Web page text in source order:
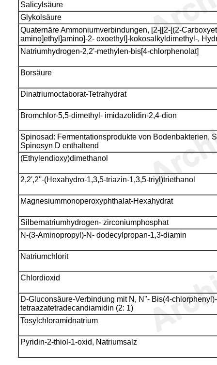
Salicylsäure
Glykolsäure
Quaternäre Ammoniumverbindungen, [2-[[2-[(2-
amino]ethyl]amino]-2- oxoethyl]-kokosalkyldimethyl-,
Natriumhydrogen-2,2'-methylen-bis[4-chlorphenolat]
Borsäure
Dinatriumoctaborat-Tetrahydrat
Bromchlor-5,5-dimethyl- imidazolidin-2,4-dion
Spinosad: Fermentationsprodukte von Bodenbakterien,
Spinosyn D enthaltend
(Ethylendioxy)dimethanol
2,2',2''-(Hexahydro-1,3,5-triazin-1,3,5-triyl)triethanol
Magnesiummonoperoxyphthalat-Hexahydrat
Silbernatriumhydrogen- zirconiumphosphat
N-(3-Aminopropyl)-N- dodecylpropan-1,3-diamin
Natriumchlorit
Chlordioxid
D-Gluconsäure-Verbindung mit N, N''- Bis(4-
tetraazatetradecandiamidin (2: 1)
Tosylchloramidnatrium
Pyridin-2-thiol-1-oxid, Natriumsalz